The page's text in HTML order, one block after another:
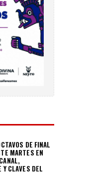
DE FINAL
MARTES EN
CLAVES DEL